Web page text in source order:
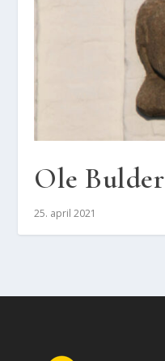
Ole Bul­der
25. april 2021